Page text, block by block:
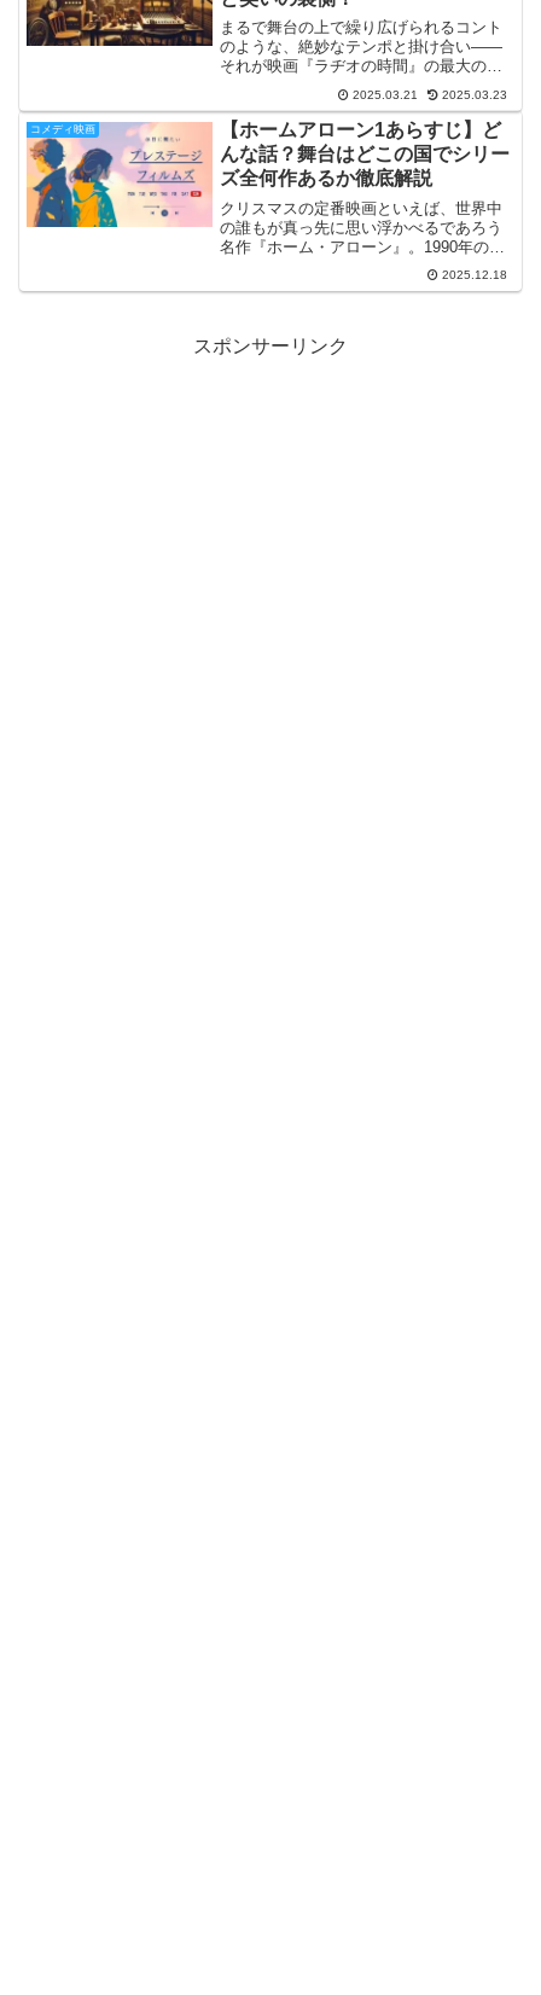
まるで舞台の上で繰り広げられるコント
のような、絶妙なテンポと掛け合い――
それが映画『ラヂオの時間』の最大の魅
力です🎙️✨この作品は、日常のすぐ隣にあ
る非日常的な混乱を、ユーモアと皮肉、
そしてちょっぴりの感動で包み込んで見
せてくれます😊💫ラジ...
2025.03.21 2025.03.23
コメディ映画
【ホームアローン1あらすじ】ど
んな話？舞台はどこの国でシリー
ズ全何作あるか徹底解説
クリスマスの定番映画といえば、世界中
の誰もが真っ先に思い浮かべるであろう
名作『ホーム・アローン』。1990年の公
開当時、全世界で記録的な大ヒットを飛
ばし、主演のマコーレー・カルキンを一
2025.12.18
スポンサーリンク